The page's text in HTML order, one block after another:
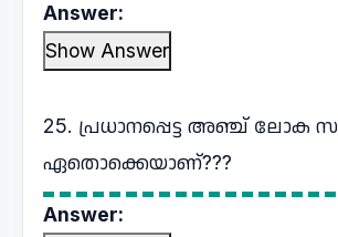
Answer:
Show Answer
25. പ്രധാനപ്പെട്ട അഞ്ച് ലോക
ഏതൊക്കെയാണ്???
Answer: